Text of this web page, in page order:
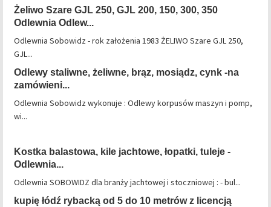
Żeliwo Szare GJL 250, GJL 200, 150, 300, 350
Odlewnia Odlew...
Odlewnia Sobowidz - rok założenia 1983 ŻELIWO Szare GJL 250,
GJL...
Odlewy staliwne, żeliwne, brąz, mosiądz, cynk -na
zamówieni...
Odlewnia Sobowidz wykonuje : Odlewy korpusów maszyn i pomp,
wi...
Kostka balastowa, kile jachtowe, łopatki, tuleje -
Odlewnia...
Odlewnia SOBOWIDZ dla branży jachtowej i stoczniowej : - bul...
kupię łódź rybacką od 5 do 10 metrów z licencją